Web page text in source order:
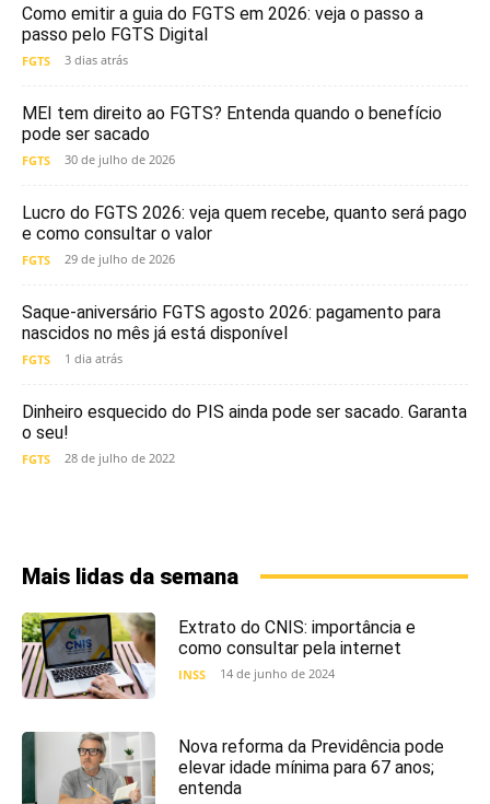
Como emitir a guia do FGTS em 2026: veja o passo a
passo pelo FGTS Digital
FGTS 3 dias atrás
MEI tem direito ao FGTS? Entenda quando o benefício
pode ser sacado
FGTS 30 de julho de 2026
Lucro do FGTS 2026: veja quem recebe, quanto será pago
e como consultar o valor
FGTS 29 de julho de 2026
Saque-aniversário FGTS agosto 2026: pagamento para
nascidos no mês já está disponível
FGTS 1 dia atrás
Dinheiro esquecido do PIS ainda pode ser sacado. Garanta
o seu!
FGTS 28 de julho de 2022
Mais lidas da semana
Extrato do CNIS: importância e
como consultar pela internet
INSS 14 de junho de 2024
Nova reforma da Previdência pode
elevar idade mínima para 67 anos;
entenda